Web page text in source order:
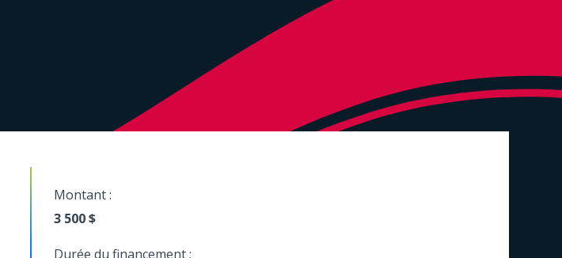
Montant :
3 500 $
Durée du financement :